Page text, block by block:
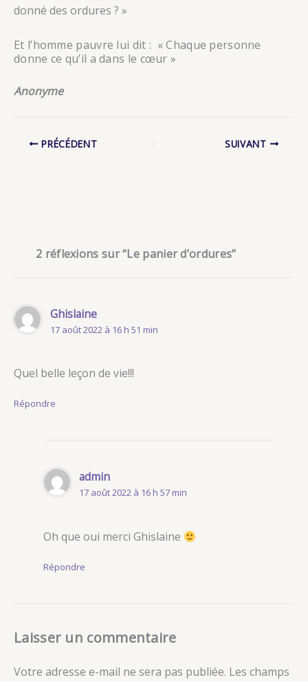
donné des ordures ? »
Et l’homme pauvre lui dit : « Chaque personne
donne ce qu’il a dans le cœur »
Anonyme
PRÉCÉDENT SUIVANT
2 réflexions sur “Le panier d’ordures”
Ghislaine
17 août 2022 à 16 h 51 min
Quel belle leçon de vie!!!
Répondre
admin
17 août 2022 à 16 h 57 min
Oh que oui merci Ghislaine
Répondre
Laisser un commentaire
Votre adresse e-mail ne sera pas publiée. Les champs